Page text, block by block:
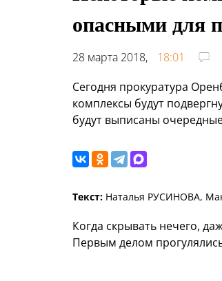
опасными для
28 марта 2018, 18:01
Сегодня прокуратура
комплексы будут
будут выписаны
Текст: Наталья РУСИНОВА,
Когда скрывать нечего,
Первым делом